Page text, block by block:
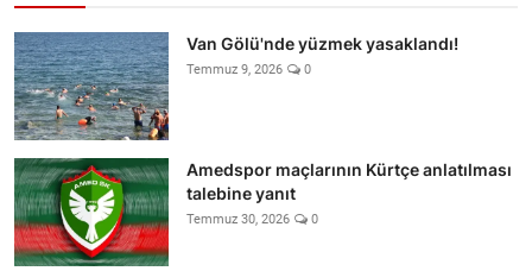
Van Gölü'nde yüzmek yasaklandı!
Temmuz 9, 2026 0
Amedspor maçlarının Kürtçe anlatılması
talebine yanıt
Temmuz 30, 2026 0